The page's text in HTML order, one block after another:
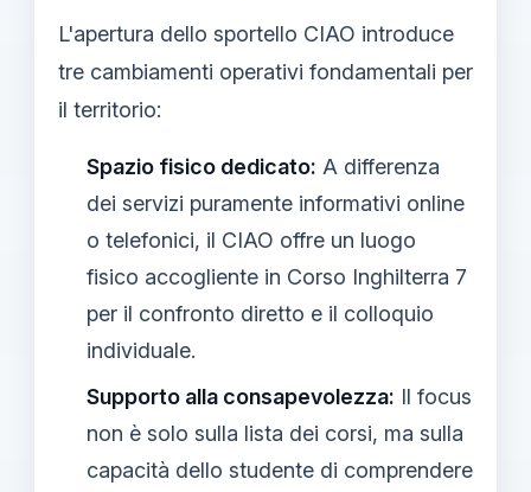
L'apertura dello sportello CIAO introduce
tre cambiamenti operativi fondamentali per
il territorio:
Spazio fisico dedicato: A differenza
dei servizi puramente informativi online
o telefonici, il CIAO offre un luogo
fisico accogliente in Corso Inghilterra 7
per il confronto diretto e il colloquio
individuale.
Supporto alla consapevolezza: Il focus
non è solo sulla lista dei corsi, ma sulla
capacità dello studente di comprendere